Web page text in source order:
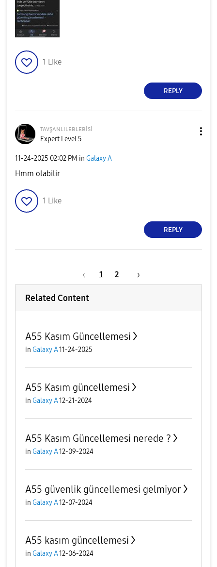
1 Like
REPLY
ᴛᴀᴠşᴀɴʟɪʟᴇʙʟᴇʙisi
Expert Level 5
‎11-24-2025 02:02 PM in Galaxy A
Hmm olabilir
1 Like
REPLY
1 2
Related Content
A55 Kasım Güncellemesi
in Galaxy A11-24-2025
A55 Kasım güncellemesi
in Galaxy A12-21-2024
A55 Kasım Güncellemesi nerede ?
in Galaxy A12-09-2024
A55 güvenlik güncellemesi gelmiyor
in Galaxy A12-07-2024
A55 kasım güncellemesi
in Galaxy A12-06-2024